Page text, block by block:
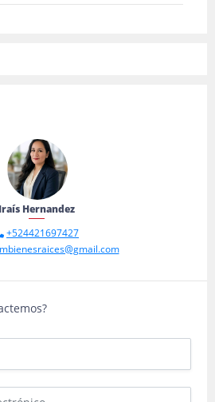
Iraís Hernandez
+524421697427